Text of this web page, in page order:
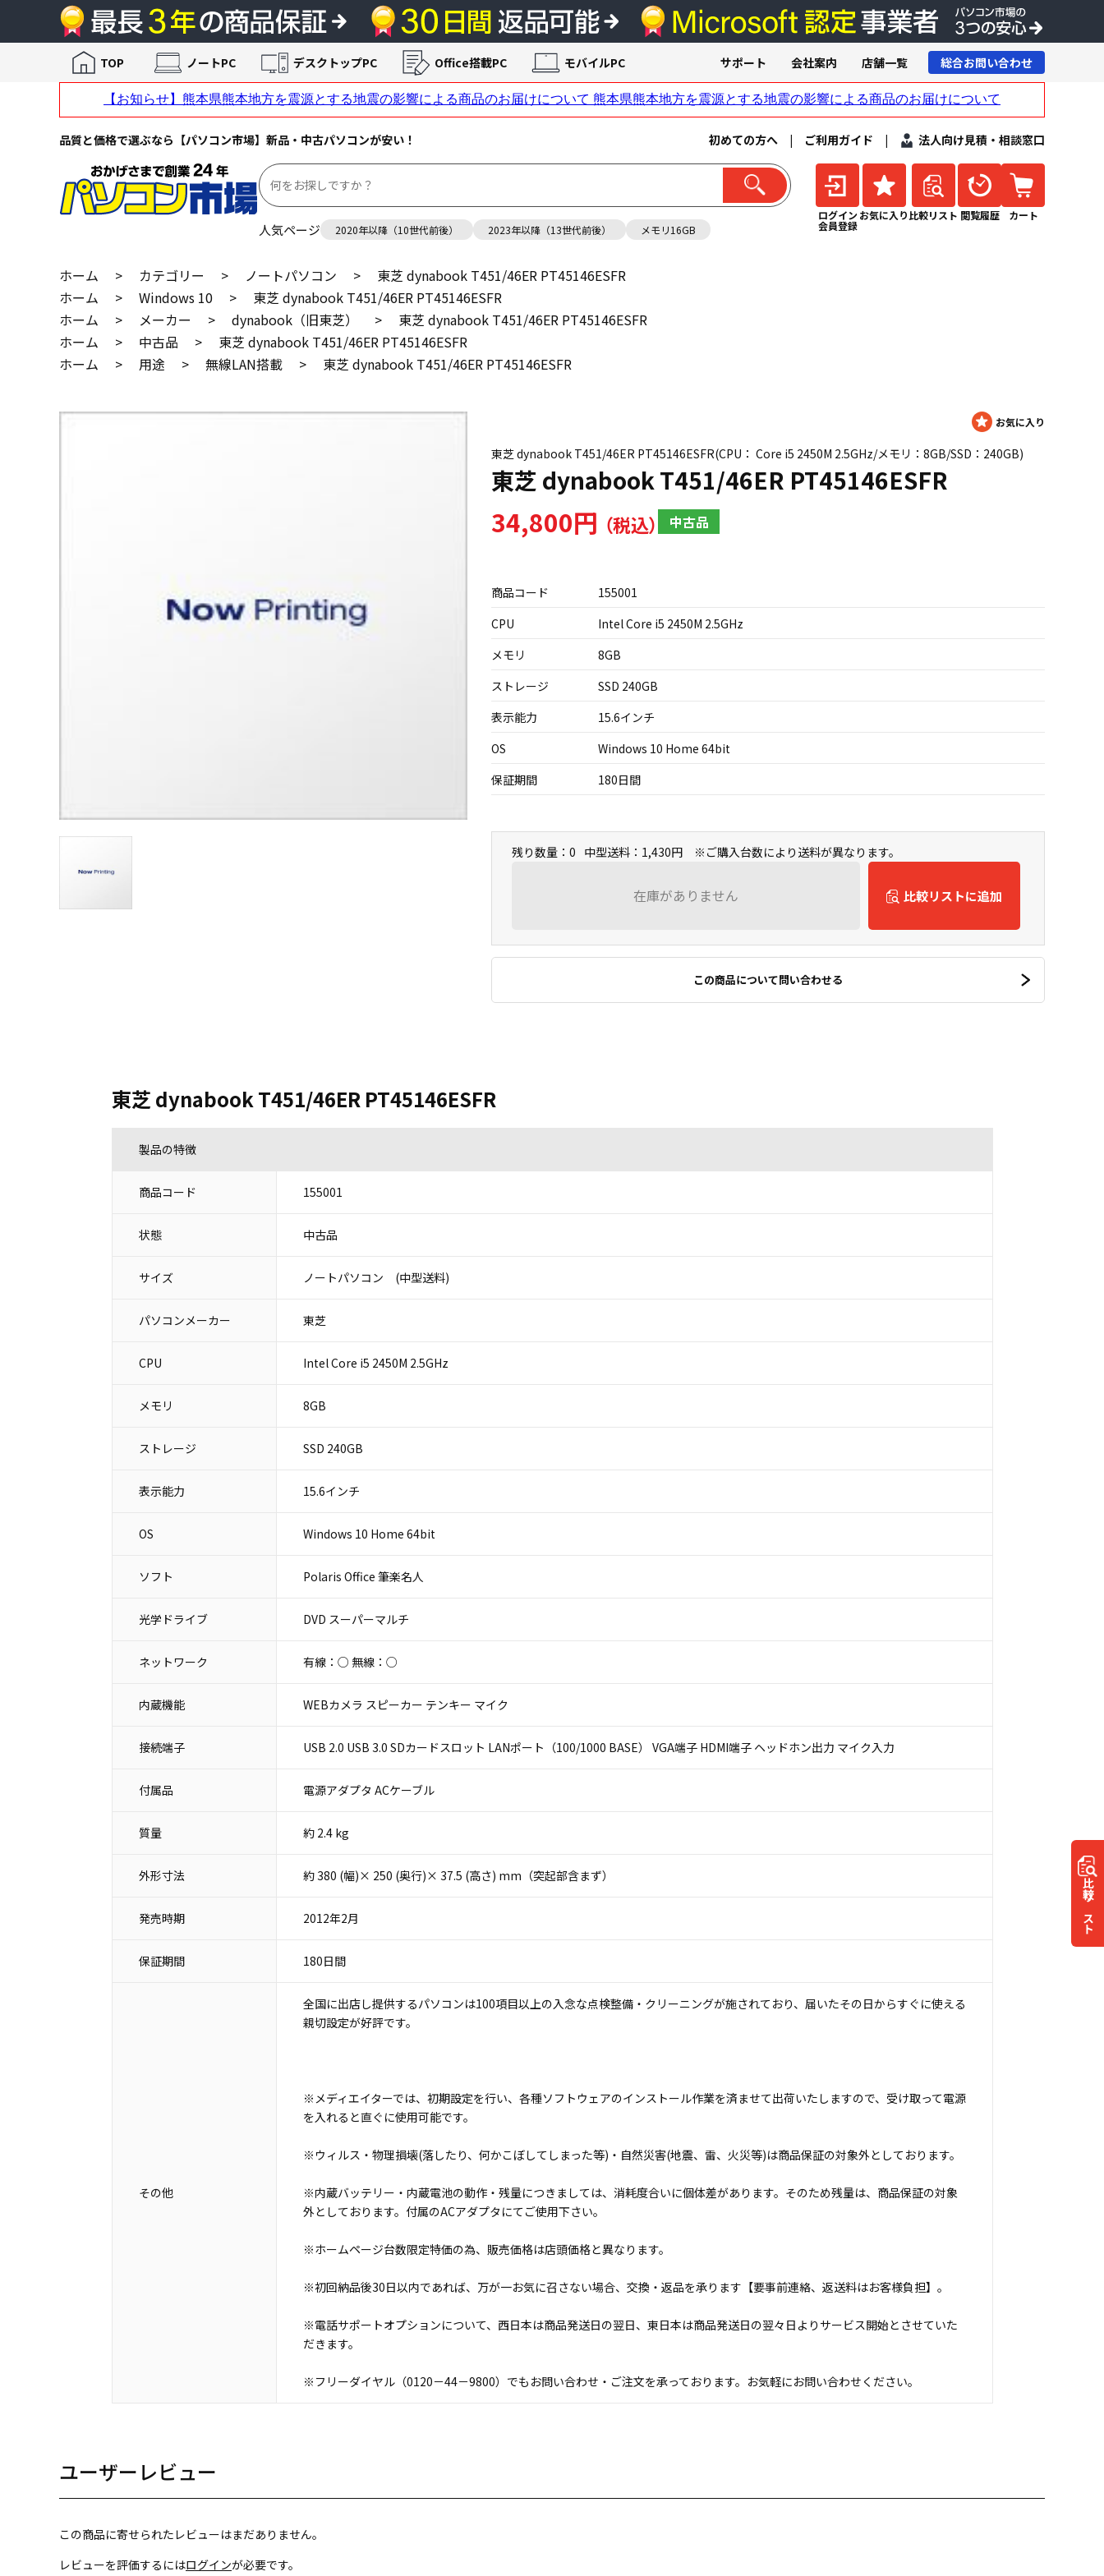
品質と価格で選ぶなら【パソコン市場】新品・中古パソコンが安い！ 初めての方へ | ご利用ガイド | 法人向け見積・相談窓口
人気ページ 2020年以降（10世代前後） 2023年以降（13世代前後） メモリ16GB
ログイン
会員登録
お気に入り 比較リスト 閲覧履歴 カート
TOP ノートPC デスクトップPC Office搭載PC モバイルPC サポート 会社案内 店舗一覧 総合お問い合わせ
ホーム > カテゴリー > ノートパソコン >
東芝 dynabook T451/46ER PT45146ESFR
ホーム
> Windows 10 >
東芝 dynabook T451/46ER PT45146ESFR
ホーム
> メーカー > dynabook（旧東芝） >
東芝 dynabook T451/46ER PT45146ESFR
ホーム
> 中古品 >
東芝 dynabook T451/46ER PT45146ESFR
ホーム
> 用途 > 無線LAN搭載 > 東芝 dynabook T451/46ER PT45146ESFR
東芝 dynabook T451/46ER PT45146ESFR(CPU： Core i5 2450M 2.5GHz/メモリ：8GB/SSD：240GB)
東芝 dynabook T451/46ER PT45146ESFR
34,800円 中古品
商品コード
155001
CPU
Intel Core i5 2450M 2.5GHz
メモリ
8GB
ストレージ
SSD 240GB
表示能力
15.6インチ
OS
Windows 10 Home 64bit
保証期間
180日間
残り数量：0 中型送料：1,430円 ※ご購入台数により送料が異なります。
在庫がありません 比較リストに追加
この商品について問い合わせる
比較
リスト
東芝 dynabook T451/46ER PT45146ESFR
製品の特徴
商品コード 155001
状態 中古品
サイズ ノートパソコン (中型送料)
パソコンメーカー 東芝
CPU Intel Core i5 2450M 2.5GHz
メモリ 8GB
ストレージ SSD 240GB
表示能力 15.6インチ
OS Windows 10 Home 64bit
ソフト Polaris Office 筆楽名人
光学ドライブ DVD スーパーマルチ
ネットワーク 有線：○ 無線：○
内蔵機能 WEBカメラ スピーカー テンキー マイク
接続端子 USB 2.0 USB 3.0 SDカードスロット LANポート（100/1000 BASE） VGA端子 HDMI端子 ヘッドホン出力 マイク入力
付属品 電源アダプタ ACケーブル
質量 約 2.4 kg
外形寸法 約 380 (幅)× 250 (奥行)× 37.5 (高さ) mm（突起部含まず）
発売時期 2012年2月
保証期間 180日間
その他
全国に出店し提供するパソコンは100項目以上の入念な点検整備・クリーニングが施されており、届いたその日からすぐに使える
親切設定が好評です。
※メディエイターでは、初期設定を行い、各種ソフトウェアのインストール作業を済ませて出荷いたしますので、受け取って電源
を入れると直ぐに使用可能です。
※ウィルス・物理損壊(落したり、何かこぼしてしまった等)・自然災害(地震、雷、火災等)は商品保証の対象外としております。
※内蔵バッテリー・内蔵電池の動作・残量につきましては、消耗度合いに個体差があります。そのため残量は、商品保証の対象
外としております。付属のACアダプタにてご使用下さい。
※ホームページ台数限定特価の為、販売価格は店頭価格と異なります。
※初回納品後30日以内であれば、万が一お気に召さない場合、交換・返品を承ります【要事前連絡、返送料はお客様負担】。
※電話サポートオプションについて、西日本は商品発送日の翌日、東日本は商品発送日の翌々日よりサービス開始とさせていた
だきます。
※フリーダイヤル（0120－44－9800）でもお問い合わせ・ご注文を承っております。お気軽にお問い合わせください。
ユーザーレビュー
この商品に寄せられたレビューはまだありません。
レビューを評価するにはログインが必要です。